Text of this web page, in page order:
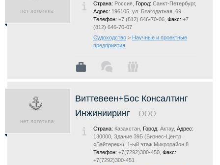
Страна: Россия, Город: Санкт-Петербург,
Адрес: 196105, ул. Благодатная, 69
Телефон: +7 (812) 646-70-06, Факс: +7
(812) 646-70-07
Судоходство > Научные и проектные
предприятия
Виттевеен+Бос Консалтинг
Инжинииринг
ООО
Страна: Казахстан, Город: Актау, Адрес:
130000, Здание 39Б (Бизнес-Центр
«Байтерек»), 1-ый этаж Микрорайон 8
Телефон: +7(7292)300-450, Факс:
+7(7292)300-451